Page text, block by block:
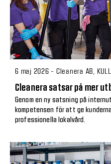
6 maj 2026 - Cleanera AB,
Cleanera satsar på mer
Genom en ny satsning på
kompetensen för att ge
professionella lokalvård.